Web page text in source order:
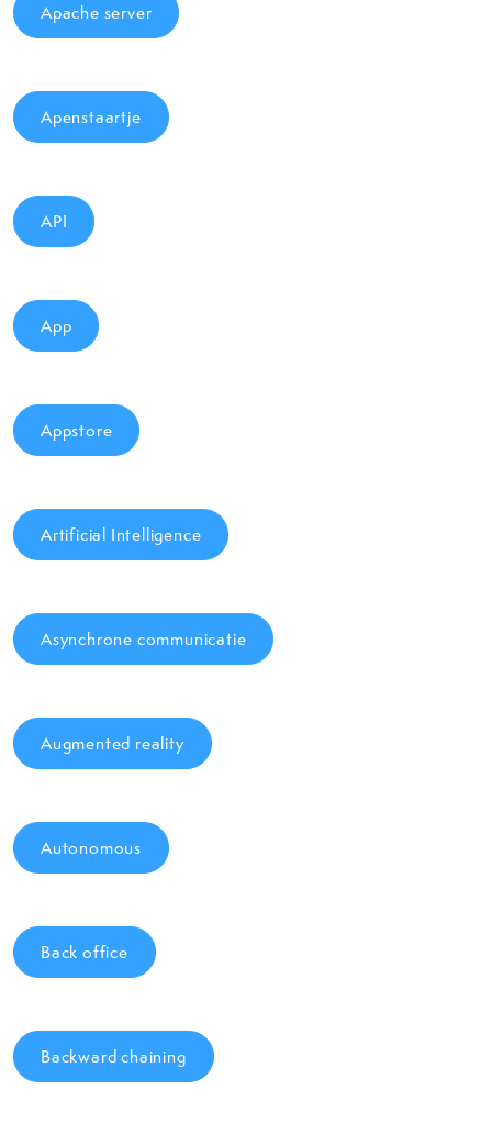
Apache server
Apenstaartje
API
App
Appstore
Artificial Intelligence
Asynchrone communicatie
Augmented reality
Autonomous
Back office
Backward chaining